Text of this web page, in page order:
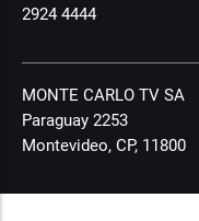
2924 4444
MONTE CARLO TV SA
Paraguay 2253
Montevideo, CP, 11800